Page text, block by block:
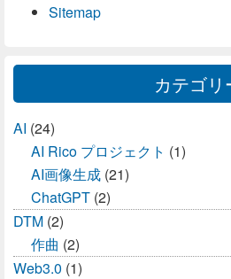
Sitemap
カテゴリ
AI (24)
AI Rico プロジェクト (1)
AI画像生成 (21)
ChatGPT (2)
DTM (2)
作曲 (2)
Web3.0 (1)